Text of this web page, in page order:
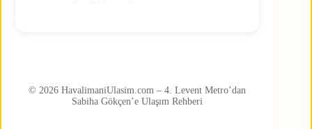
© 2026 HavalimaniUlasim.com – 4. Levent Metro’dan
Sabiha Gökçen’e Ulaşım Rehberi